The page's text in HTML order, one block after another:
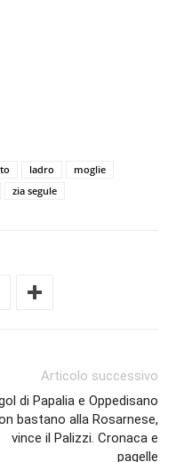
ladro
moglie
zia segule
Articolo successivo
di Papalia e Oppedisano
bastano alla Rosarnese,
vince il Palizzi. Cronaca e
pagelle